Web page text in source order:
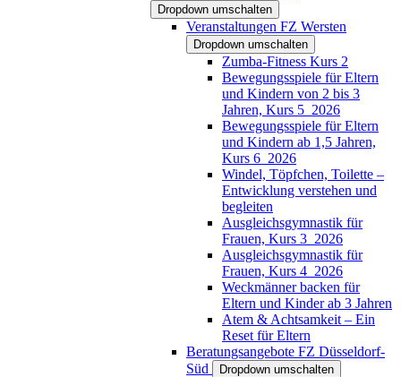
Dropdown umschalten
Veranstaltungen FZ Wersten
Dropdown umschalten
Zumba-Fitness Kurs 2
Bewegungsspiele für Eltern
und Kindern von 2 bis 3
Jahren, Kurs 5_2026
Bewegungsspiele für Eltern
und Kindern ab 1,5 Jahren,
Kurs 6_2026
Windel, Töpfchen, Toilette –
Entwicklung verstehen und
begleiten
Ausgleichsgymnastik für
Frauen, Kurs 3_2026
Ausgleichsgymnastik für
Frauen, Kurs 4_2026
Weckmänner backen für
Eltern und Kinder ab 3 Jahren
Atem & Achtsamkeit – Ein
Reset für Eltern
Beratungsangebote FZ Düsseldorf-
Süd
Dropdown umschalten